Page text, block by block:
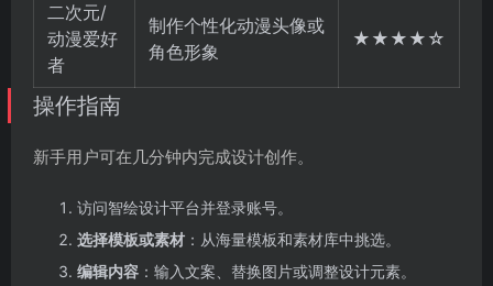
二次元/
动漫爱好
者
制作个性化动漫头像或
角色形象
★★★★☆
操作指南
新手用户可在几分钟内完成设计创作。
访问智绘设计平台并登录账号。
选择模板或素材 ：从海量模板和素材库中挑选。
编辑内容 ：输入文案、替换图片或调整设计元素。